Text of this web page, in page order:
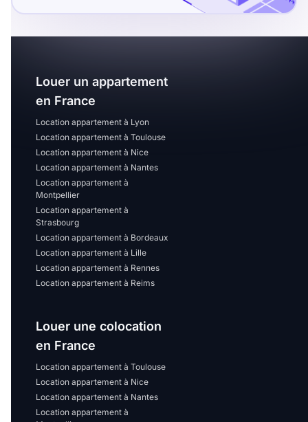
Louer un appartement
en France
Location appartement à Lyon
Location appartement à Toulouse
Location appartement à Nice
Location appartement à Nantes
Location appartement à
Montpellier
Location appartement à
Strasbourg
Location appartement à Bordeaux
Location appartement à Lille
Location appartement à Rennes
Location appartement à Reims
Louer une colocation
en France
Location appartement à Toulouse
Location appartement à Nice
Location appartement à Nantes
Location appartement à